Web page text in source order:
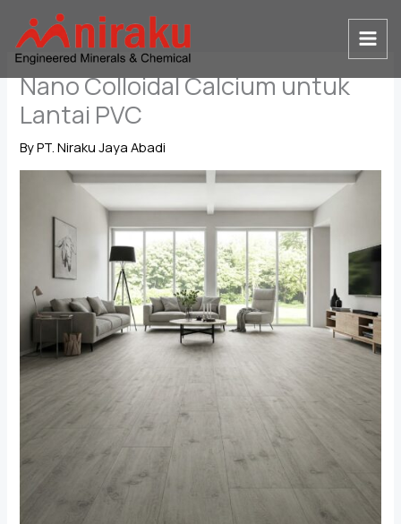
content
Nano Colloidal Calcium untuk
Lantai PVC
ByPT. Niraku Jaya Abadi